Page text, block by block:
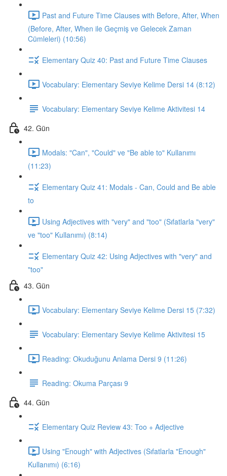
Past and Future Time Clauses with Before, After, When
(Before, After, When ile Geçmiş ve Gelecek Zaman
Cümleleri) (10:56)
Elementary Quiz 40: Past and Future Time Clauses
Vocabulary: Elementary Seviye Kelime Dersi 14 (8:12)
Vocabulary: Elementary Seviye Kelime Aktivitesi 14
42. Gün
Modals: "Can", "Could" ve "Be able to" Kullanımı
(11:23)
Elementary Quiz 41: Modals - Can, Could and Be able
to
Using Adjectives with "very" and "too" (Sıfatlarla "very"
ve "too" Kullanımı) (8:14)
Elementary Quiz 42: Using Adjectives with "very" and
"too"
43. Gün
Vocabulary: Elementary Seviye Kelime Dersi 15 (7:32)
Vocabulary: Elementary Seviye Kelime Aktivitesi 15
Reading: Okuduğunu Anlama Dersi 9 (11:26)
Reading: Okuma Parçası 9
44. Gün
Elementary Quiz Review 43: Too + Adjective
Using "Enough" with Adjectives (Sıfatlarla "Enough"
Kullanımı) (6:16)